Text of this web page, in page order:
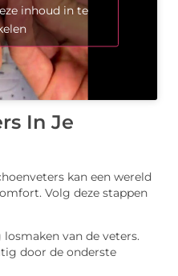
inhoud in te
In Je
kan een wereld
Volg deze stappen
van de veters.
door de onderste